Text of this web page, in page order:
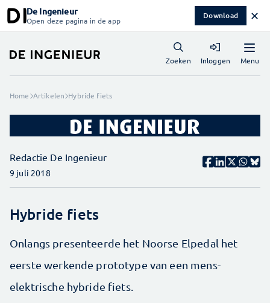
De Ingenieur
Open deze pagina in de app Download ✕
Menu
Zoeken Inloggen
Home Artikelen Hybride fiets
Redactie De Ingenieur
9 juli 2018
Hybride fiets
Onlangs presenteerde het Noorse Elpedal het
eerste werkende prototype van een mens-
elektrische hybride fiets.